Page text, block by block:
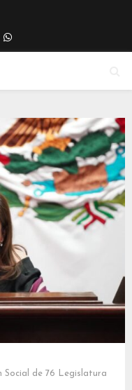
Whatsapp
Social de 76 Legislatura